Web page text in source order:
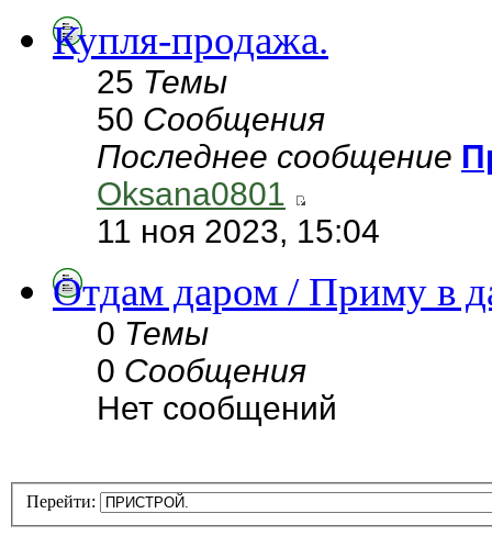
Купля-продажа.
25 Темы
50 Сообщения
Последнее сообщение
Oksana0801
11 ноя 2023, 15:04
Отдам даром / Приму в
0 Темы
0 Сообщения
Нет сообщений
Перейти: